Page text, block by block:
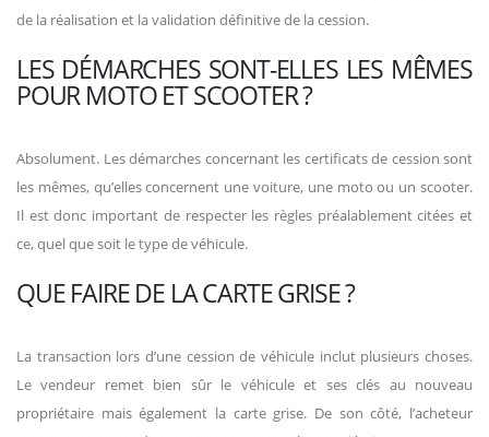
de la réalisation et la validation définitive de la cession.
LES DÉMARCHES SONT-ELLES LES MÊMES
POUR MOTO ET SCOOTER ?
Absolument. Les démarches concernant les certificats de cession sont
les mêmes, qu’elles concernent une voiture, une moto ou un scooter.
Il est donc important de respecter les règles préalablement citées et
ce, quel que soit le type de véhicule.
QUE FAIRE DE LA CARTE GRISE ?
La transaction lors d’une cession de véhicule inclut plusieurs choses.
Le vendeur remet bien sûr le véhicule et ses clés au nouveau
propriétaire mais également la carte grise. De son côté, l’acheteur